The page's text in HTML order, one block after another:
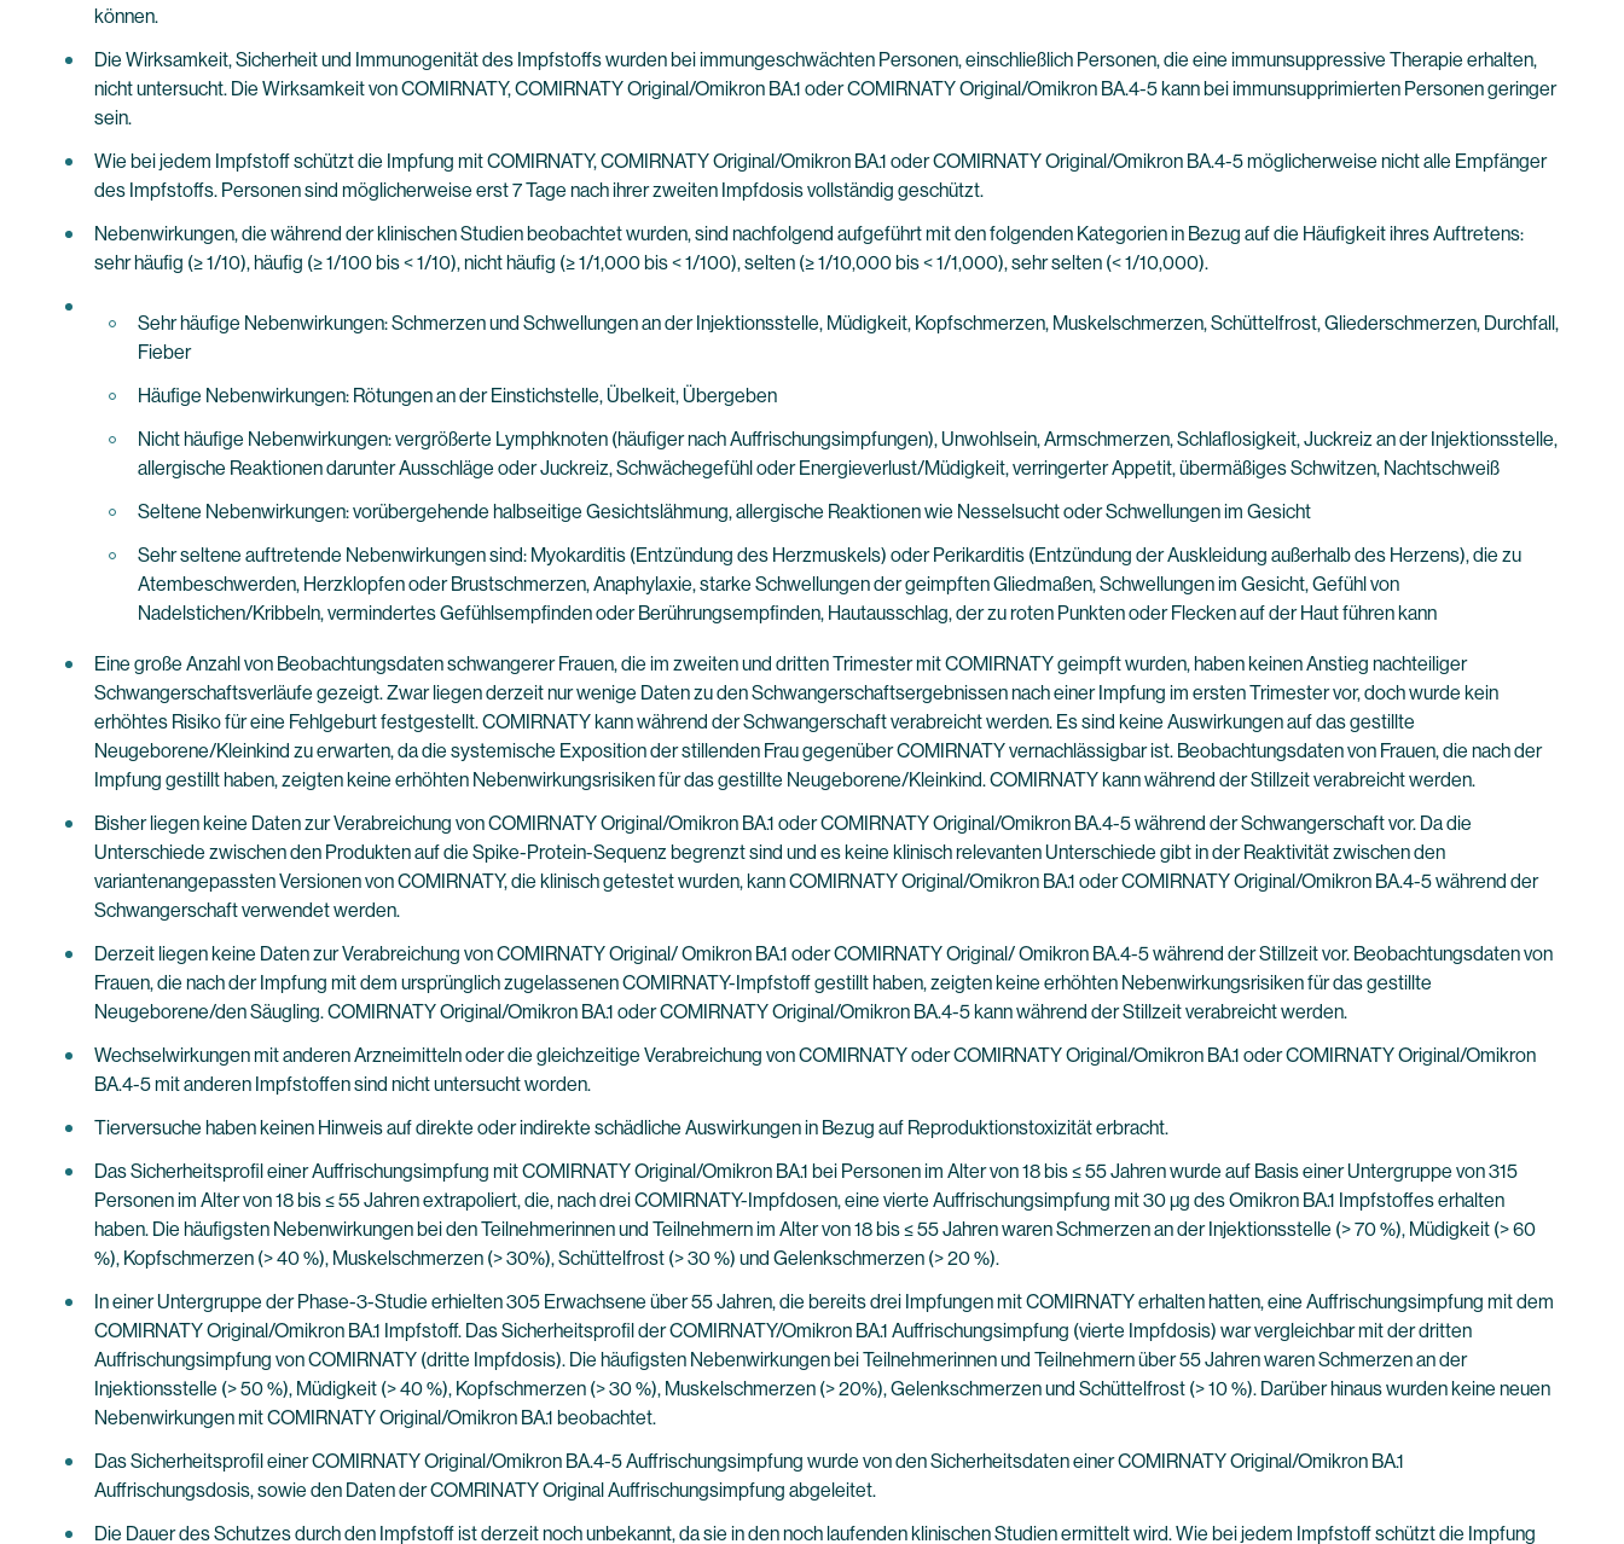
können.
Die Wirksamkeit, Sicherheit und Immunogenität des Impfstoffs wurden bei immungeschwächten Personen, einschließlich Personen, die eine immunsuppressive Therapie erhalten,
nicht untersucht. Die Wirksamkeit von COMIRNATY, COMIRNATY Original/Omikron BA.1 oder COMIRNATY Original/Omikron BA.4-5 kann bei immunsupprimierten Personen geringer
sein.
Wie bei jedem Impfstoff schützt die Impfung mit COMIRNATY, COMIRNATY Original/Omikron BA.1 oder COMIRNATY Original/Omikron BA.4-5 möglicherweise nicht alle Empfänger
des Impfstoffs. Personen sind möglicherweise erst 7 Tage nach ihrer zweiten Impfdosis vollständig geschützt.
Nebenwirkungen, die während der klinischen Studien beobachtet wurden, sind nachfolgend aufgeführt mit den folgenden Kategorien in Bezug auf die Häufigkeit ihres Auftretens:
sehr häufig (≥ 1/10), häufig (≥ 1/100 bis < 1/10), nicht häufig (≥ 1/1,000 bis < 1/100), selten (≥ 1/10,000 bis < 1/1,000), sehr selten (< 1/10,000).
Sehr häufige Nebenwirkungen: Schmerzen und Schwellungen an der Injektionsstelle, Müdigkeit, Kopfschmerzen, Muskelschmerzen, Schüttelfrost, Gliederschmerzen, Durchfall,
Fieber
Häufige Nebenwirkungen: Rötungen an der Einstichstelle, Übelkeit, Übergeben
Nicht häufige Nebenwirkungen: vergrößerte Lymphknoten (häufiger nach Auffrischungsimpfungen), Unwohlsein, Armschmerzen, Schlaflosigkeit, Juckreiz an der Injektionsstelle,
allergische Reaktionen darunter Ausschläge oder Juckreiz, Schwächegefühl oder Energieverlust/Müdigkeit, verringerter Appetit, übermäßiges Schwitzen, Nachtschweiß
Seltene Nebenwirkungen: vorübergehende halbseitige Gesichtslähmung, allergische Reaktionen wie Nesselsucht oder Schwellungen im Gesicht
Sehr seltene auftretende Nebenwirkungen sind: Myokarditis (Entzündung des Herzmuskels) oder Perikarditis (Entzündung der Auskleidung außerhalb des Herzens), die zu
Atembeschwerden, Herzklopfen oder Brustschmerzen, Anaphylaxie, starke Schwellungen der geimpften Gliedmaßen, Schwellungen im Gesicht, Gefühl von
Nadelstichen/Kribbeln, vermindertes Gefühlsempfinden oder Berührungsempfinden, Hautausschlag, der zu roten Punkten oder Flecken auf der Haut führen kann
Eine große Anzahl von Beobachtungsdaten schwangerer Frauen, die im zweiten und dritten Trimester mit COMIRNATY geimpft wurden, haben keinen Anstieg nachteiliger
Schwangerschaftsverläufe gezeigt. Zwar liegen derzeit nur wenige Daten zu den Schwangerschaftsergebnissen nach einer Impfung im ersten Trimester vor, doch wurde kein
erhöhtes Risiko für eine Fehlgeburt festgestellt. COMIRNATY kann während der Schwangerschaft verabreicht werden. Es sind keine Auswirkungen auf das gestillte
Neugeborene/Kleinkind zu erwarten, da die systemische Exposition der stillenden Frau gegenüber COMIRNATY vernachlässigbar ist. Beobachtungsdaten von Frauen, die nach der
Impfung gestillt haben, zeigten keine erhöhten Nebenwirkungsrisiken für das gestillte Neugeborene/Kleinkind. COMIRNATY kann während der Stillzeit verabreicht werden.
Bisher liegen keine Daten zur Verabreichung von COMIRNATY Original/Omikron BA.1 oder COMIRNATY Original/Omikron BA.4-5 während der Schwangerschaft vor. Da die
Unterschiede zwischen den Produkten auf die Spike-Protein-Sequenz begrenzt sind und es keine klinisch relevanten Unterschiede gibt in der Reaktivität zwischen den
variantenangepassten Versionen von COMIRNATY, die klinisch getestet wurden, kann COMIRNATY Original/Omikron BA.1 oder COMIRNATY Original/Omikron BA.4-5 während der
Schwangerschaft verwendet werden.
Derzeit liegen keine Daten zur Verabreichung von COMIRNATY Original/ Omikron BA.1 oder COMIRNATY Original/ Omikron BA.4-5 während der Stillzeit vor. Beobachtungsdaten von
Frauen, die nach der Impfung mit dem ursprünglich zugelassenen COMIRNATY-Impfstoff gestillt haben, zeigten keine erhöhten Nebenwirkungsrisiken für das gestillte
Neugeborene/den Säugling. COMIRNATY Original/Omikron BA.1 oder COMIRNATY Original/Omikron BA.4-5 kann während der Stillzeit verabreicht werden.
Wechselwirkungen mit anderen Arzneimitteln oder die gleichzeitige Verabreichung von COMIRNATY oder COMIRNATY Original/Omikron BA.1 oder COMIRNATY Original/Omikron
BA.4-5 mit anderen Impfstoffen sind nicht untersucht worden.
Tierversuche haben keinen Hinweis auf direkte oder indirekte schädliche Auswirkungen in Bezug auf Reproduktionstoxizität erbracht.
Das Sicherheitsprofil einer Auffrischungsimpfung mit COMIRNATY Original/Omikron BA.1 bei Personen im Alter von 18 bis ≤ 55 Jahren wurde auf Basis einer Untergruppe von 315
Personen im Alter von 18 bis ≤ 55 Jahren extrapoliert, die, nach drei COMIRNATY-Impfdosen, eine vierte Auffrischungsimpfung mit 30 µg des Omikron BA.1 Impfstoffes erhalten
haben. Die häufigsten Nebenwirkungen bei den Teilnehmerinnen und Teilnehmern im Alter von 18 bis ≤ 55 Jahren waren Schmerzen an der Injektionsstelle (> 70 %), Müdigkeit (> 60
%), Kopfschmerzen (> 40 %), Muskelschmerzen (> 30%), Schüttelfrost (> 30 %) und Gelenkschmerzen (> 20 %).
In einer Untergruppe der Phase-3-Studie erhielten 305 Erwachsene über 55 Jahren, die bereits drei Impfungen mit COMIRNATY erhalten hatten, eine Auffrischungsimpfung mit dem
COMIRNATY Original/Omikron BA.1 Impfstoff. Das Sicherheitsprofil der COMIRNATY/Omikron BA.1 Auffrischungsimpfung (vierte Impfdosis) war vergleichbar mit der dritten
Auffrischungsimpfung von COMIRNATY (dritte Impfdosis). Die häufigsten Nebenwirkungen bei Teilnehmerinnen und Teilnehmern über 55 Jahren waren Schmerzen an der
Injektionsstelle (> 50 %), Müdigkeit (> 40 %), Kopfschmerzen (> 30 %), Muskelschmerzen (> 20%), Gelenkschmerzen und Schüttelfrost (> 10 %). Darüber hinaus wurden keine neuen
Nebenwirkungen mit COMIRNATY Original/Omikron BA.1 beobachtet.
Das Sicherheitsprofil einer COMIRNATY Original/Omikron BA.4-5 Auffrischungsimpfung wurde von den Sicherheitsdaten einer COMIRNATY Original/Omikron BA.1
Auffrischungsdosis, sowie den Daten der COMRINATY Original Auffrischungsimpfung abgeleitet.
Die Dauer des Schutzes durch den Impfstoff ist derzeit noch unbekannt, da sie in den noch laufenden klinischen Studien ermittelt wird. Wie bei jedem Impfstoff schützt die Impfung